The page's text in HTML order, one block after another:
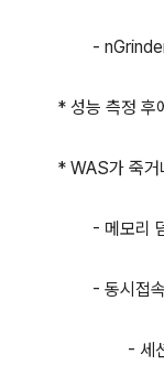
-
* 성능 측정 후
* WAS가 죽거
- 메모리
- 동시접
- 세